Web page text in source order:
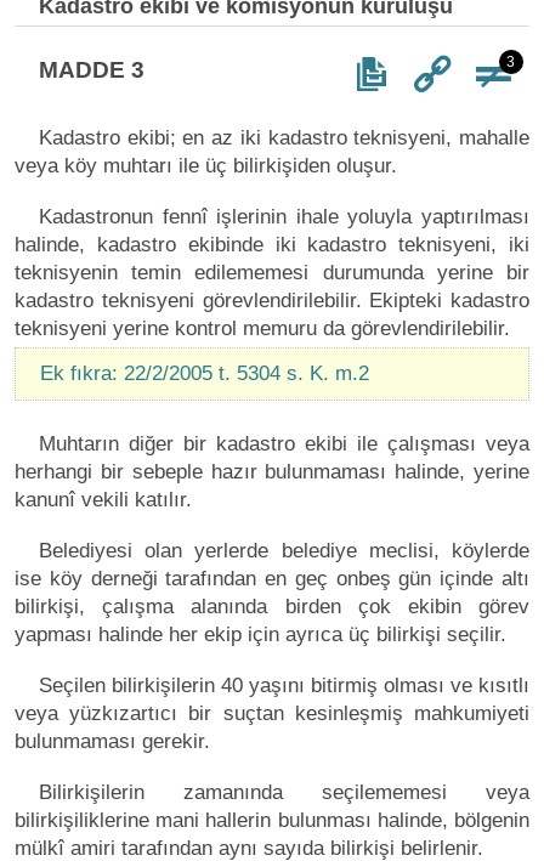
Kadastro ekibi ve komisyonun kuruluşu
MADDE 3 3
Kadastro ekibi; en az iki kadastro teknisyeni, mahalle
veya köy muhtarı ile üç bilirkişiden oluşur.
Kadastronun fennî işlerinin ihale yoluyla yaptırılması
halinde, kadastro ekibinde iki kadastro teknisyeni, iki
teknisyenin temin edilememesi durumunda yerine bir
kadastro teknisyeni görevlendirilebilir. Ekipteki kadastro
teknisyeni yerine kontrol memuru da görevlendirilebilir.
Ek fıkra: 22/2/2005 t. 5304 s. K. m.2
Muhtarın diğer bir kadastro ekibi ile çalışması veya
herhangi bir sebeple hazır bulunmaması halinde, yerine
kanunî vekili katılır.
Belediyesi olan yerlerde belediye meclisi, köylerde
ise köy derneği tarafından en geç onbeş gün içinde altı
bilirkişi, çalışma alanında birden çok ekibin görev
yapması halinde her ekip için ayrıca üç bilirkişi seçilir.
Seçilen bilirkişilerin 40 yaşını bitirmiş olması ve kısıtlı
veya yüzkızartıcı bir suçtan kesinleşmiş mahkumiyeti
bulunmaması gerekir.
Bilirkişilerin zamanında seçilememesi veya
bilirkişiliklerine mani hallerin bulunması halinde, bölgenin
mülkî amiri tarafından aynı sayıda bilirkişi belirlenir.